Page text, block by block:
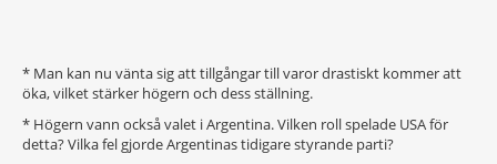
* Man kan nu vänta sig att tillgångar till varor drastiskt kommer att
öka, vilket stärker högern och dess ställning.
* Högern vann också valet i Argentina. Vilken roll spelade USA för
detta? Vilka fel gjorde Argentinas tidigare styrande parti?